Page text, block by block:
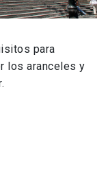
para
los aranceles y